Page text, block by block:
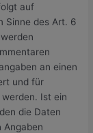
auf
Sinne des Art. 6
an einen
und für
Ist ein
die Daten
Angaben